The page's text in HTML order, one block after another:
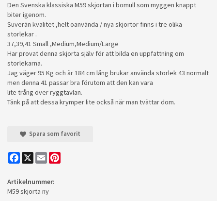
Den Svenska klassiska M59 skjortan i bomull som myggen knappt
biter igenom.
Suverän kvalitet ,helt oanvända / nya skjortor finns i tre olika
storlekar .
37,39,41 Small ,Medium,Medium/Large
Har provat denna skjorta själv för att bilda en uppfattning om
storlekarna.
Jag väger 95 Kg och är 184 cm lång brukar använda storlek 43 normalt
men denna 41 passar bra förutom att den kan vara
lite trång över ryggtavlan.
Tänk på att dessa krymper lite också när man tvättar dom.
Spara som favorit
Facebook
X Email
Artikelnummer:
M59 skjorta ny